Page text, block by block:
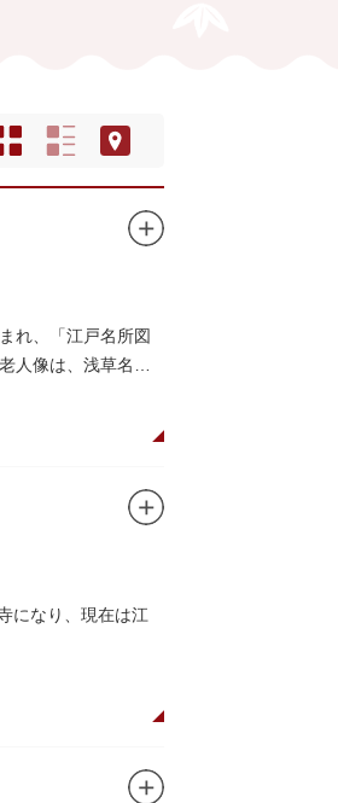
れ、「江戸名所図
人像は、浅草名所
になり、現在は江